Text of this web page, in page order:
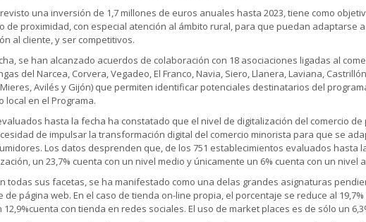
una inversión de 1,7 millones de euros anuales hasta 2023, tiene como
de proximidad, con especial atención al ámbito rural, para que puedan adaptarse
al cliente, y ser competitivos.
se han alcanzado acuerdos de colaboración con 18 asociaciones ligadas al
del Narcea, Corvera, Vegadeo, El Franco, Navia, Siero, Llanera, Laviana,
Avilés y Gijón) que permiten identificar potenciales destinatarios del
local en el Programa.
hasta la fecha ha constatado que el nivel de digitalización del comercio
de impulsar la transformación digital del comercio minorista para que se
Los datos desprenden que, de los 751 establecimientos evaluados hasta
un 23,7% cuenta con un nivel medio y únicamente un 6% cuenta con un nivel
todas sus facetas, se ha manifestado como una delas grandes asignaturas
página web. En el caso de tienda on-line propia, el porcentaje se reduce al 19,7%
con tienda en redes sociales. El uso de market places es de sólo un